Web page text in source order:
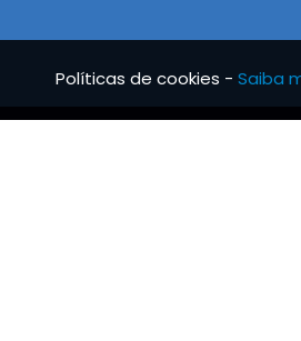
Políticas de cookies - Saiba